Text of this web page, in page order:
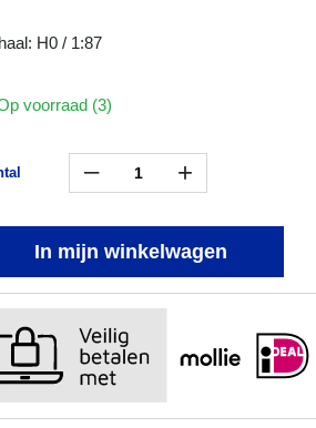
H0 / 1:87
voorraad (3)
– +
In mijn winkelwagen